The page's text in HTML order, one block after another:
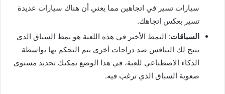
سيارات تسير في اتجاهين مما يعني أن هناك سيارات عديدة
تسير بعكس اتجاهك.
السباقات: النمط الأخير في هذه اللعبة هو نمط السباق الذي
يتيح لك التنافس ضد دراجات أخرى يتم التحكم بها بواسطة
الذكاء الاصطناعي للعبة، في هذا الوضع يمكنك تحديد مستوى
صعوبة السباق الذي ترغب فيه.